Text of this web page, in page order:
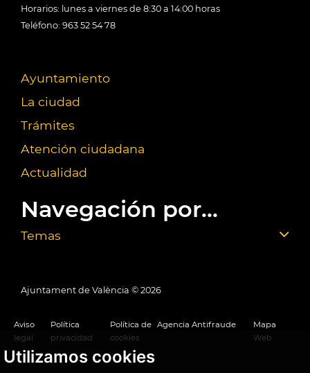
Utilizamos cookies
Horarios: lunes a viernes de 8:30 a 14:00 horas
Teléfono: 963 52 54 78
Ayuntamiento
La ciudad
Trámites
Atención ciudadana
Actualidad
Navegación por...
Temas
Ajuntament de València © 2026
Aviso
legal
Política
privacidad
Política de
cookies
Agencia Antifraude
Mapa
Web